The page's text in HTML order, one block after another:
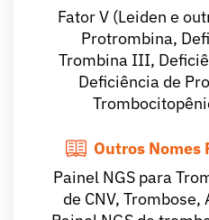
Fator V (Leiden e
Protrombina,
Trombina III,
Deficiência de
Outros Nomes
Painel NGS para
de CNV,